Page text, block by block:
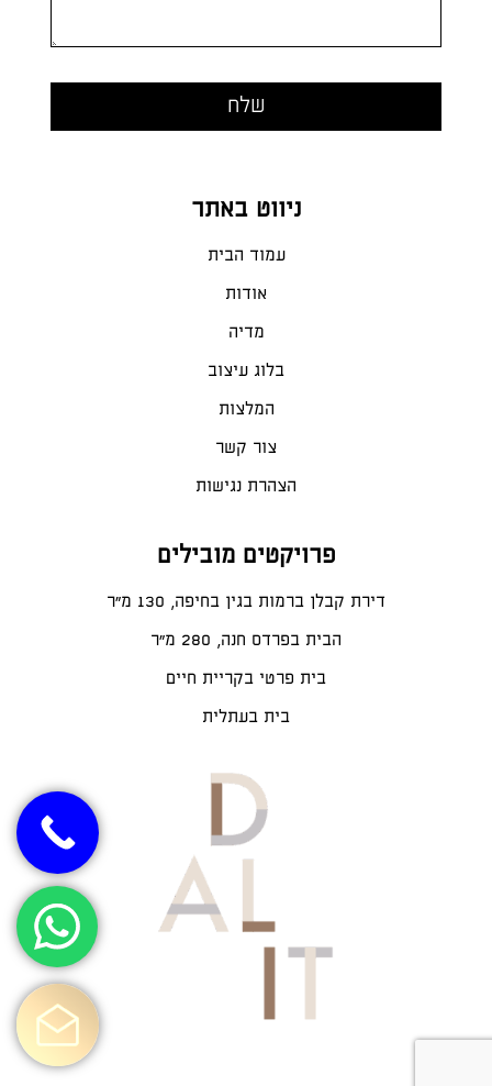
ניווט באתר
עמוד הבית
אודות
מדיה
בלוג עיצוב
המלצות
צור קשר
הצהרת נגישות
פרויקטים מובילים
דירת קבלן ברמות בגין בחיפה, 130 מ"ר
הבית בפרדס חנה, 280 מ״ר
בית פרטי בקריית חיים
בית בעתלית